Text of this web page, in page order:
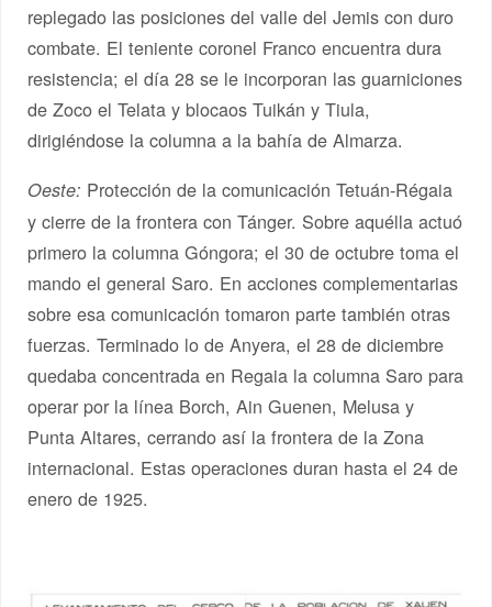
replegado las posiciones del valle del Jemis con duro
combate. El teniente coronel Franco encuentra dura
resistencia; el día 28 se le incorporan las guarniciones
de Zoco el Telata y blocaos Tuikán y Tiula,
dirigiéndose la columna a la bahía de Almarza.
Oeste: Protección de la comunicación Tetuán-Régaia
y cierre de la frontera con Tánger. Sobre aquélla actuó
primero la columna Góngora; el 30 de octubre toma el
mando el general Saro. En acciones complementarias
sobre esa comunicación tomaron parte también otras
fuerzas. Terminado lo de Anyera, el 28 de diciembre
quedaba concentrada en Regaia la columna Saro para
operar por la línea Borch, Ain Guenen, Melusa y
Punta Altares, cerrando así la frontera de la Zona
internacional. Estas operaciones duran hasta el 24 de
enero de 1925.